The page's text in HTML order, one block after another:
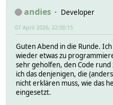
andies Developer
07 April 2026, 22:00:15
Guten Abend in die Runde.
wieder etwas zu
sehr geholfen, den Code
ich das denjenigen, die
nicht erklären muss, wie das
eingesetzt.